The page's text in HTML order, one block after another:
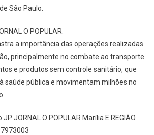
São Paulo.
O POPULAR:
a importância das operações realizadas
principalmente no combate ao transporte
e produtos sem controle sanitário, que
saúde pública e movimentam milhões no
JORNAL O POPULAR Marília E REGIÃO